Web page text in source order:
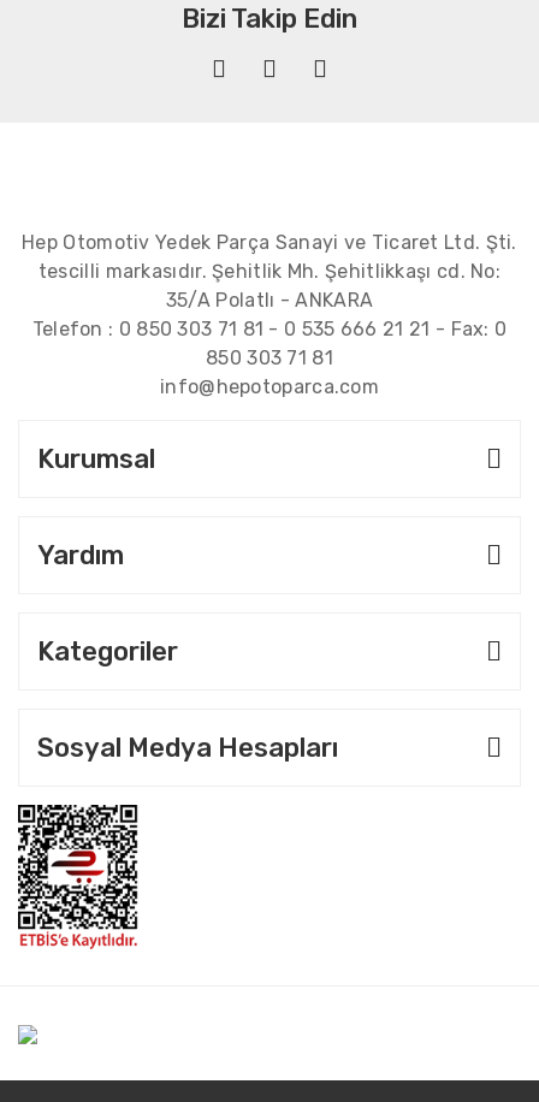
Bizi Takip Edin
Hep Otomotiv Yedek Parça Sanayi ve Ticaret Ltd. Şti.
tescilli markasıdır. Şehitlik Mh. Şehitlikkaşı cd. No:
35/A Polatlı - ANKARA
Telefon : 0 850 303 71 81 - 0 535 666 21 21 - Fax: 0
850 303 71 81
info@hepotoparca.com
Kurumsal
Yardım
Kategoriler
Sosyal Medya Hesapları